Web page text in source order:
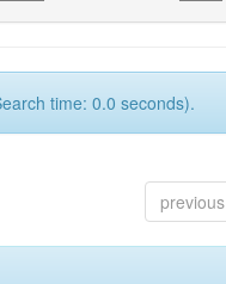
time: 0.0 seconds).
previous